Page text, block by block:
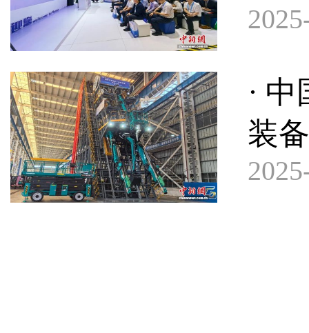
·
装